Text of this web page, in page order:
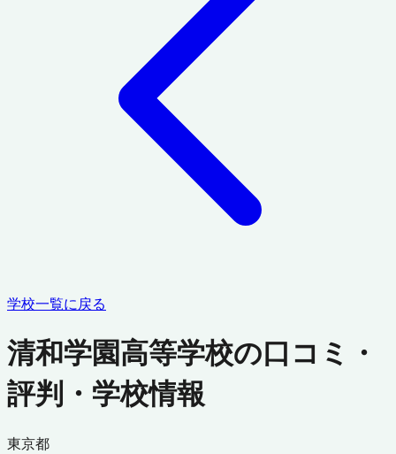
学校一覧に戻る
清和学園高等学校の口コミ・
評判・学校情報
東京都